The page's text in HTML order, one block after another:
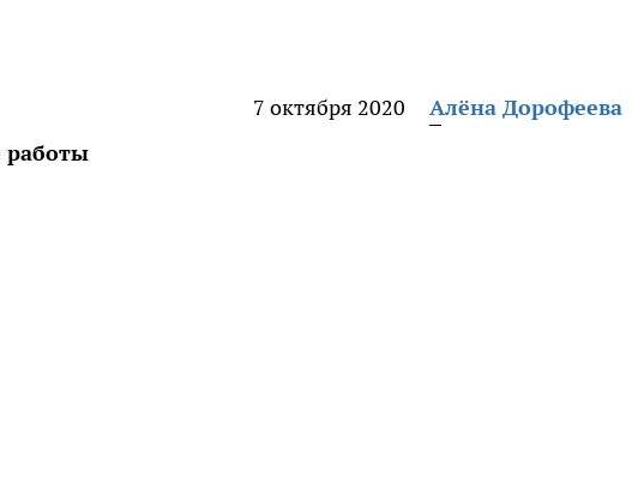
7 октября 2020
Алёна Дорофеева
работы